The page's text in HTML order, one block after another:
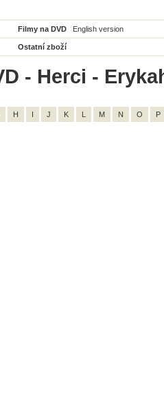
Filmy na DVD English version
Ostatní zboží
- Herci -
H I J K L M N O P